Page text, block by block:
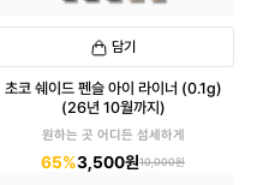
담기
초코 쉐이드 펜슬 아이 라이너 (0.1g)
(26년 10월까지)
원하는 곳 어디든 섬세하게
65%3,500원10,000원